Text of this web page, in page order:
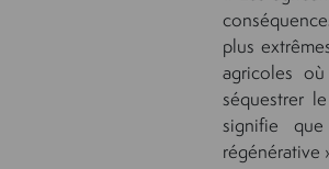
plus
agricoles
séquestrer
signifie
régénérative